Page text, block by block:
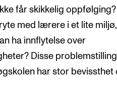
får skikkelig oppfølging?
med lærere i et lite
ha innflytelse over
Disse
har stor bevissthet